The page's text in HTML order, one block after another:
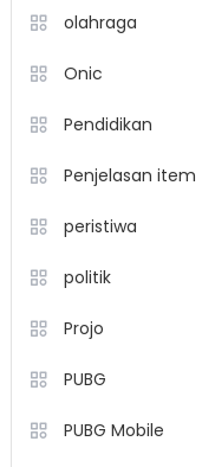
olahraga
Onic
Pendidikan
Penjelasan item
peristiwa
politik
Projo
PUBG
PUBG Mobile